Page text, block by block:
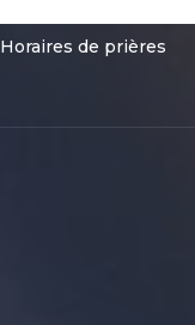
Horaires de prières